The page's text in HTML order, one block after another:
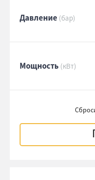
Давление (бар)
Мощность (кВт)